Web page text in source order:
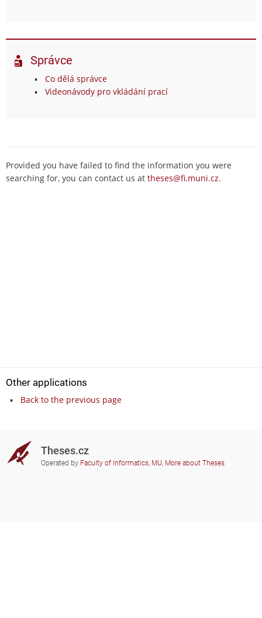
Správce
Co dělá správce
Videonávody pro vkládání prací
Provided you have failed to find the information you were
searching for, you can contact us at theses@fi.muni.cz.
Other applications
Back to the previous page
Theses.cz
Operated by Faculty of Informatics, MU, More about Theses